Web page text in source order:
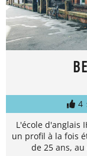
4
L'école d'anglais
un profil à la fois
de 25 ans,